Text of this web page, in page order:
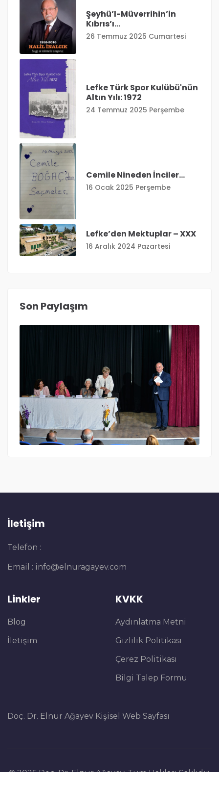
Şeyhü’l-Müverrihin’in
Kıbrıs’ı…
26 Temmuz 2025 Cumartesi
Lefke Türk Spor Kulübü'nün
Altın Yılı: 1972
24 Temmuz 2025 Perşembe
Cemile Nineden İnciler…
16 Ocak 2025 Perşembe
Lefke’den Mektuplar – XXX
16 Aralık 2024 Pazartesi
Son Paylaşım
İletişim
Telefon :
Email : info@elnuragayev.com
Linkler
Blog
İletişim
KVKK
Aydınlatma Metni
Gizlilik Politikası
Çerez Politikası
Bilgi Talep Formu
Doç. Dr. Elnur Ağayev Kişisel Web Sayfası
© 2026 Doç. Dr. Elnur Ağayev. Tüm Hakları Saklıdır.